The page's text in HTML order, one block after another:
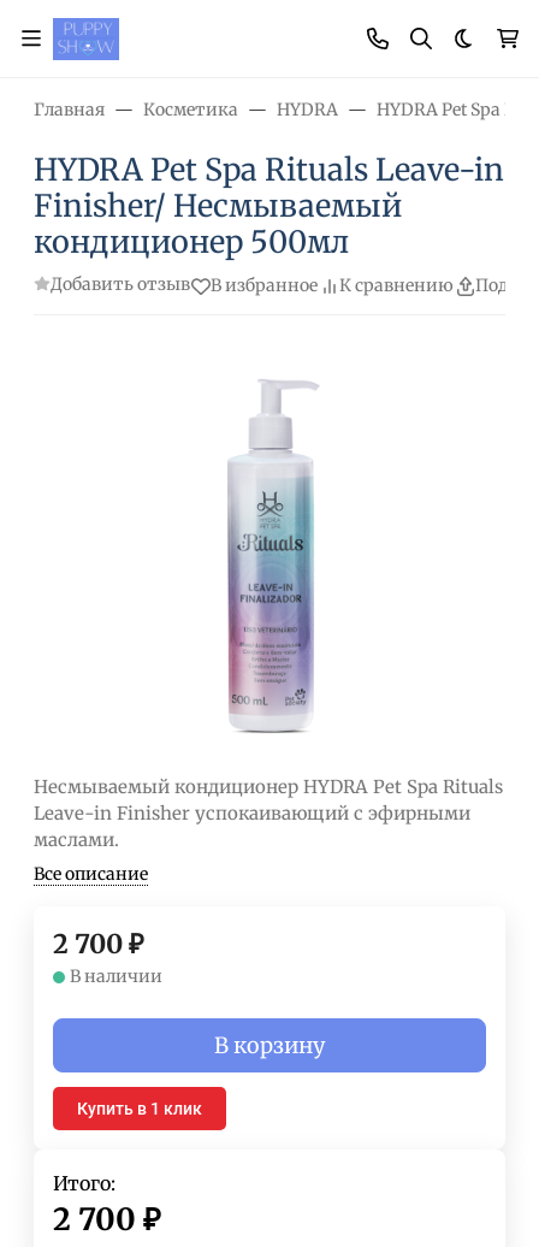
Главная Косметика HYDRA HYDRA Pet Spa
HYDRA Pet Spa Rituals Leave-in
Finisher/ Несмываемый
кондиционер 500мл
Добавить отзыв В избранное К сравнению
Несмываемый кондиционер HYDRA Pet Spa Rituals
Leave-in Finisher успокаивающий с эфирными
маслами.
Все описание
2 700₽
В наличии
В корзину
Купить в 1 клик
Итого:
2 700 ₽